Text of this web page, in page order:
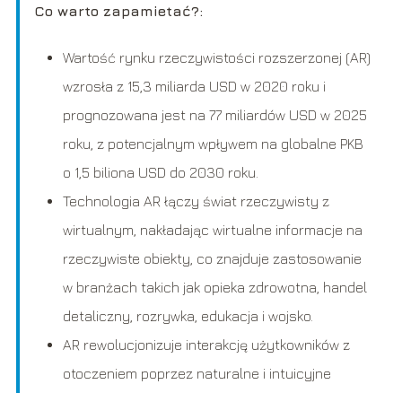
Co warto zapamietać?:
Wartość rynku rzeczywistości rozszerzonej (AR)
wzrosła z 15,3 miliarda USD w 2020 roku i
prognozowana jest na 77 miliardów USD w 2025
roku, z potencjalnym wpływem na globalne PKB
o 1,5 biliona USD do 2030 roku.
Technologia AR łączy świat rzeczywisty z
wirtualnym, nakładając wirtualne informacje na
rzeczywiste obiekty, co znajduje zastosowanie
w branżach takich jak opieka zdrowotna, handel
detaliczny, rozrywka, edukacja i wojsko.
AR rewolucjonizuje interakcję użytkowników z
otoczeniem poprzez naturalne i intuicyjne